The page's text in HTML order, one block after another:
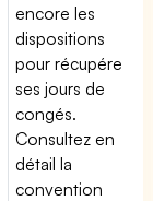
encore les
dispositions
pour récupérer
ses jours de
congés.
Consultez en
détail la
convention